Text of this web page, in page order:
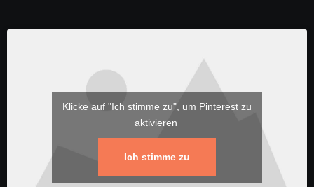
Klicke auf "Ich stimme zu", um Pinterest zu
aktivieren
Ich stimme zu